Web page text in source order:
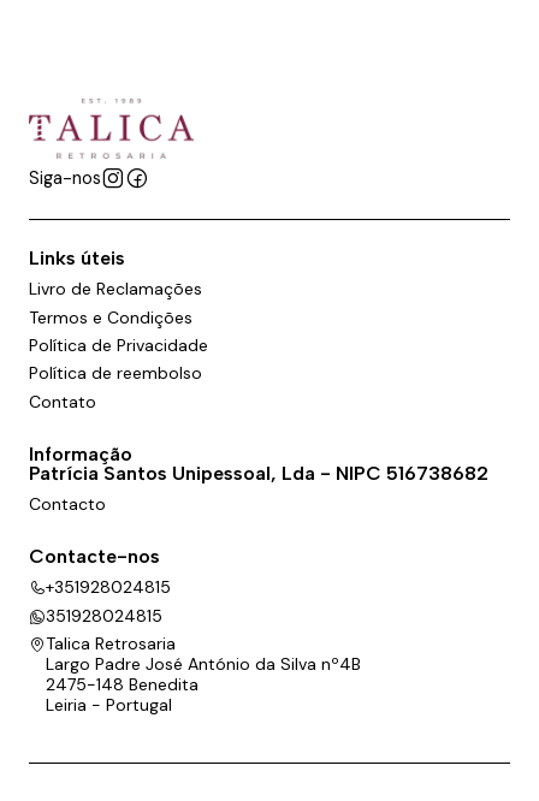
Siga-nos
Links úteis
Livro de Reclamações
Termos e Condições
Política de Privacidade
Política de reembolso
Contato
Informação
Patrícia Santos Unipessoal, Lda - NIPC 516738682
Contacto
Contacte-nos
+351928024815
351928024815
Talica Retrosaria
Largo Padre José António da Silva nº4B
2475-148 Benedita
Leiria - Portugal